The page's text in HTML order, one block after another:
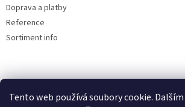
Tento web používá soubory cookie.
Doprava a platby
Reference
Sortiment info
Reklamační řád